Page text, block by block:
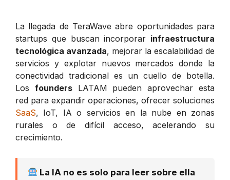
La llegada de TeraWave abre oportunidades para
startups que buscan incorporar infraestructura
tecnológica avanzada, mejorar la escalabilidad de
servicios y explotar nuevos mercados donde la
conectividad tradicional es un cuello de botella.
Los foundersLATAM pueden aprovechar esta
red para expandir operaciones, ofrecer soluciones
SaaS, IoT, IA o servicios en la nube en zonas
rurales o de difícil acceso, acelerando su
crecimiento.
La IA no es solo para leer sobre ella